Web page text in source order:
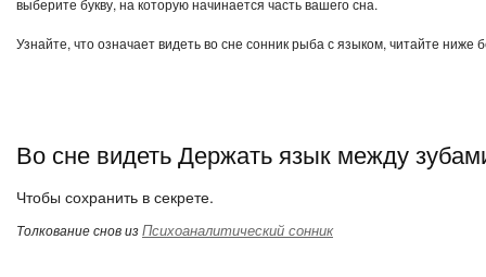
выберите букву, на которую начинается часть вашего сна.
Узнайте, что означает видеть во сне сонник рыба с языком, читайте ниже
Во сне видеть Держать язык между
Чтобы сохранить в секрете.
Толкование снов изПсихоаналитический сонник